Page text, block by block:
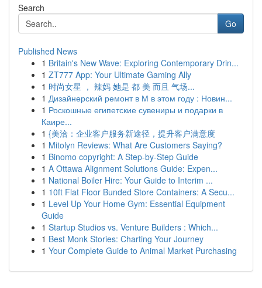
Search
Go
Published News
1 Britain's New Wave: Exploring Contemporary Drin...
1 ZT777 App: Your Ultimate Gaming Ally
1 时尚女星 ， 辣妈 她是 都 美 而且 气场...
1 Дизайнерский ремонт в М в этом году : Новин...
1 Роскошные египетские сувениры и подарки в
Каире...
1 {美洽：企业客户服务新途径，提升客户满意度
1 Mitolyn Reviews: What Are Customers Saying?
1 Binomo copyright: A Step-by-Step Guide
1 A Ottawa Alignment Solutions Guide: Expen...
1 National Boiler Hire: Your Guide to Interim ...
1 10ft Flat Floor Bunded Store Containers: A Secu...
1 Level Up Your Home Gym: Essential Equipment
Guide
1 Startup Studios vs. Venture Builders : Which...
1 Best Monk Stories: Charting Your Journey
1 Your Complete Guide to Animal Market Purchasing